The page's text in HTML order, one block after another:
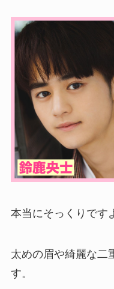
本当にそっくりです
太めの眉や綺麗な二
す。